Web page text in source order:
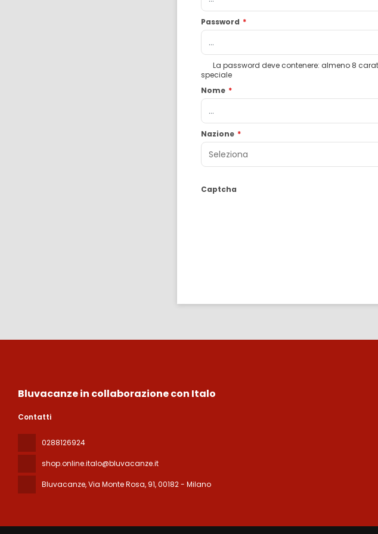
Password *
La password deve contenere: almeno 8
speciale
Nome *
Nazione *
Captcha
Bluvacanze in collaborazione con Italo
Contatti
0288126924
shop.online.italo@bluvacanze.it
Bluvacanze, Via Monte Rosa, 91, 00182 - Milano